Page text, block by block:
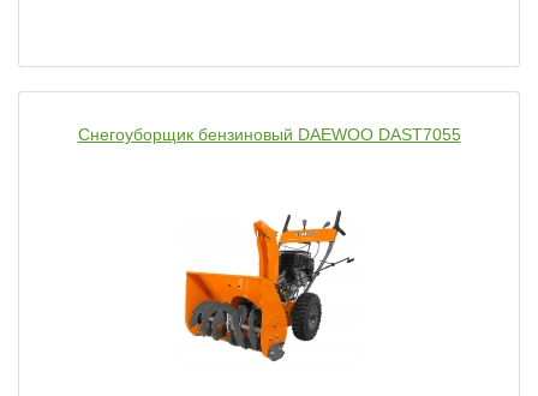
Снегоуборщик бензиновый DAEWOO DAST7055